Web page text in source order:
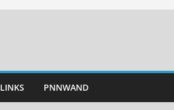
LINKS PNNWAND